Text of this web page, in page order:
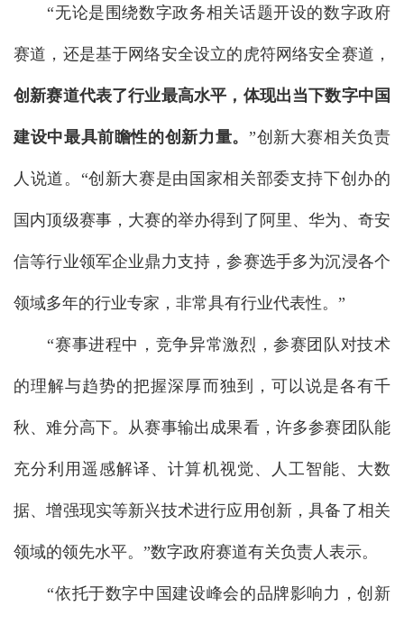
“无论是围绕数字政务相关话题开设的数字政府
赛道，还是基于网络安全设立的虎符网络安全赛道，
创新赛道代表了行业最高水平，体现出当下数字中国
建设中最具前瞻性的创新力量。 ”创新大赛相关负责
人说道。“创新大赛是由国家相关部委支持下创办的
国内顶级赛事，大赛的举办得到了阿里、华为、奇安
信等行业领军企业鼎力支持，参赛选手多为沉浸各个
领域多年的行业专家，非常具有行业代表性。”
“赛事进程中，竞争异常激烈，参赛团队对技术
的理解与趋势的把握深厚而独到，可以说是各有千
秋、难分高下。从赛事输出成果看，许多参赛团队能
充分利用遥感解译、计算机视觉、人工智能、大数
据、增强现实等新兴技术进行应用创新，具备了相关
领域的领先水平。”数字政府赛道有关负责人表示。
“依托于数字中国建设峰会的品牌影响力，创新